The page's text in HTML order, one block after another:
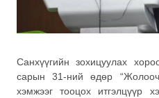
Санхүүгийн зохицуулах
сарын 31-ний өдөр
хэмжээг тооцох итгэлцүүр